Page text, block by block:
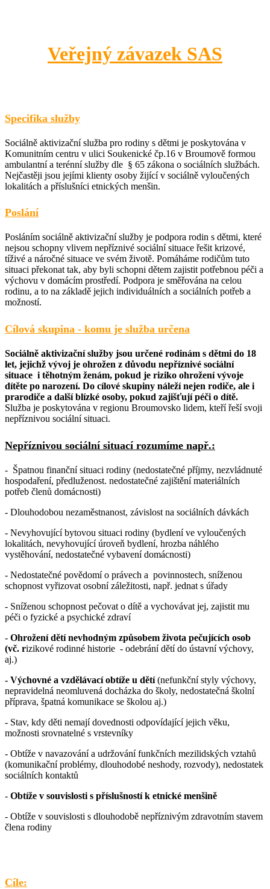
Veřejný závazek SAS
Specifika služby
Sociálně aktivizační služba pro rodiny s dětmi je poskytována v
Komunitním centru v ulici Soukenické čp.16 v Broumově formou
ambulantní a terénní služby dle § 65 zákona o sociálních službách.
Nejčastěji jsou jejími klienty osoby žijící v sociálně vyloučených
lokalitách a příslušníci etnických menšin.
Poslání
Posláním sociálně aktivizační služby je podpora rodin s dětmi, které
nejsou schopny vlivem nepříznivé sociální situace řešit krizové,
tíživé a náročné situace ve svém životě. Pomáháme rodičům tuto
situaci překonat tak, aby byli schopni dětem zajistit potřebnou péči a
výchovu v domácím prostředí. Podpora je směřována na celou
rodinu, a to na základě jejich individuálních a sociálních potřeb a
možností.
Cílová skupina - komu je služba určena
Sociálně aktivizační služby jsou určené rodinám s dětmi do 18
let, jejichž vývoj je ohrožen z důvodu nepříznivé sociální
situace i těhotným ženám, pokud je riziko ohrožení vývoje
dítěte po narození. Do cílové skupiny náleží nejen rodiče, ale i
prarodiče a další blízké osoby, pokud zajišťují péči o dítě.
Služba je poskytována v regionu Broumovsko lidem, kteří řeší svoji
nepříznivou sociální situaci.
Nepříznivou sociální situací rozumíme např.:
- Špatnou finanční situaci rodiny (nedostatečné příjmy, nezvládnuté
hospodaření, předluženost. nedostatečné zajištění materiálních
potřeb členů domácnosti)
- Dlouhodobou nezaměstnanost, závislost na sociálních dávkách
- Nevyhovující bytovou situaci rodiny (bydlení ve vyloučených
lokalitách, nevyhovující úroveň bydlení, hrozba náhlého
vystěhování, nedostatečné vybavení domácnosti)
- Nedostatečné povědomí o právech a povinnostech, sníženou
schopnost vyřizovat osobní záležitosti, např. jednat s úřady
- Sníženou schopnost pečovat o dítě a vychovávat jej, zajistit mu
péči o fyzické a psychické zdraví
- Ohrožení dětí nevhodným způsobem života pečujících osob
(vč. rizikové rodinné historie - odebrání dětí do ústavní výchovy,
aj.)
- Výchovné a vzdělávací obtíže u dětí(nefunkční styly výchovy,
nepravidelná neomluvená docházka do školy, nedostatečná školní
příprava, špatná komunikace se školou aj.)
- Stav, kdy děti nemají dovednosti odpovídající jejich věku,
možnosti srovnatelné s vrstevníky
- Obtíže v navazování a udržování funkčních mezilidských vztahů
(komunikační problémy, dlouhodobé neshody, rozvody), nedostatek
sociálních kontaktů
- Obtíže v souvislosti s příslušností k etnické menšině
- Obtíže v souvislosti s dlouhodobě nepříznivým zdravotním stavem
člena rodiny
Cíle: